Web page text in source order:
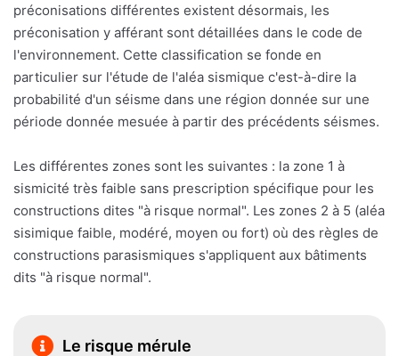
préconisations différentes existent désormais, les
préconisation y afférant sont détaillées dans le code de
l'environnement. Cette classification se fonde en
particulier sur l'étude de l'aléa sismique c'est-à-dire la
probabilité d'un séisme dans une région donnée sur une
période donnée mesuée à partir des précédents séismes.
Les différentes zones sont les suivantes : la zone 1 à
sismicité très faible sans prescription spécifique pour les
constructions dites "à risque normal". Les zones 2 à 5 (aléa
sisimique faible, modéré, moyen ou fort) où des règles de
constructions parasismiques s'appliquent aux bâtiments
dits "à risque normal".
Le risque mérule